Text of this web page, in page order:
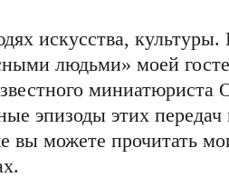
искусства,
людьми» моей
эпизоды этих
вы можете прочитать